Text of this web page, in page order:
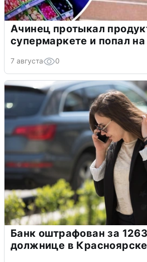
Ачинец протыкал
супермаркете и попал
7 августа 0
Банк оштрафован за
должнице в Красноярске